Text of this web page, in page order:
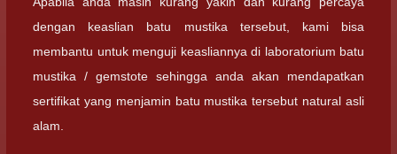
dengan keaslian batu mustika tersebut, kami bisa
membantu untuk menguji keasliannya di laboratorium batu
mustika / gemstote sehingga anda akan mendapatkan
sertifikat yang menjamin batu mustika tersebut natural asli
alam.